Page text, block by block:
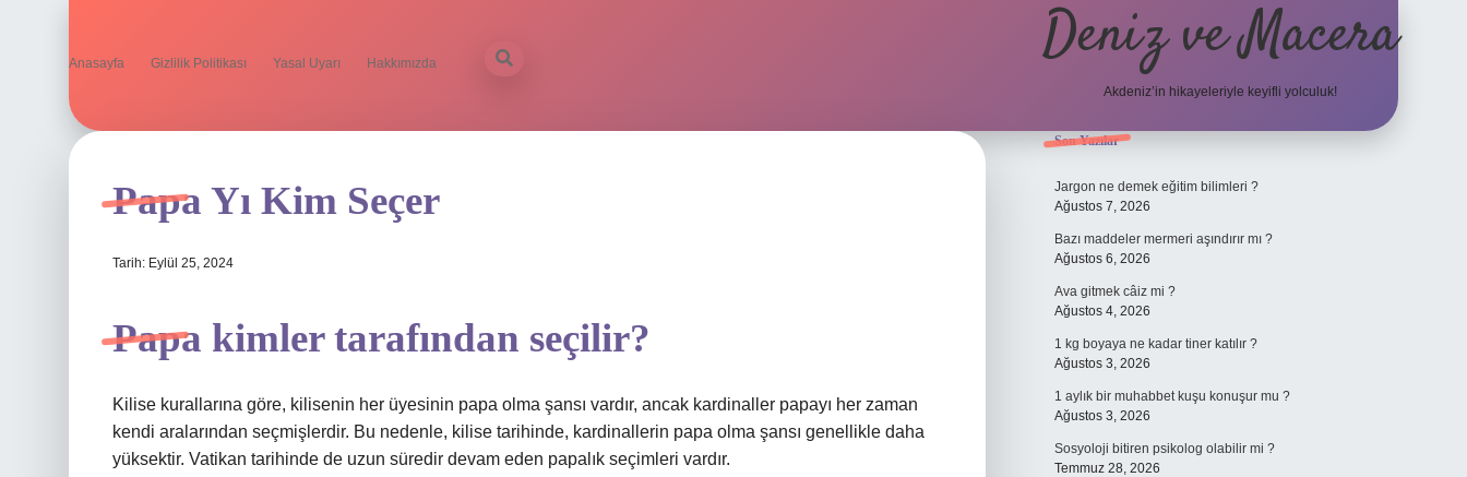
Anasayfa Gizlilik Politikası Yasal Uyarı Hakkımızda Deniz ve Macera
Akdeniz’in hikayeleriyle keyifli yolculuk!
Papa Yı Kim Seçer
Tarih: Eylül 25, 2024
Papa kimler tarafından seçilir?
Kilise kurallarına göre, kilisenin her üyesinin papa olma şansı vardır, ancak kardinaller papayı her zaman
kendi aralarından seçmişlerdir. Bu nedenle, kilise tarihinde, kardinallerin papa olma şansı genellikle daha
yüksektir. Vatikan tarihinde de uzun süredir devam eden papalık seçimleri vardır.
Sidebar
Son Yazılar
Jargon ne demek eğitim bilimleri ?
Ağustos 7, 2026
Bazı maddeler mermeri aşındırır mı ?
Ağustos 6, 2026
Ava gitmek câiz mi ?
Ağustos 4, 2026
1 kg boyaya ne kadar tiner katılır ?
Ağustos 3, 2026
1 aylık bir muhabbet kuşu konuşur mu ?
Ağustos 3, 2026
Sosyoloji bitiren psikolog olabilir mi ?
Temmuz 28, 2026